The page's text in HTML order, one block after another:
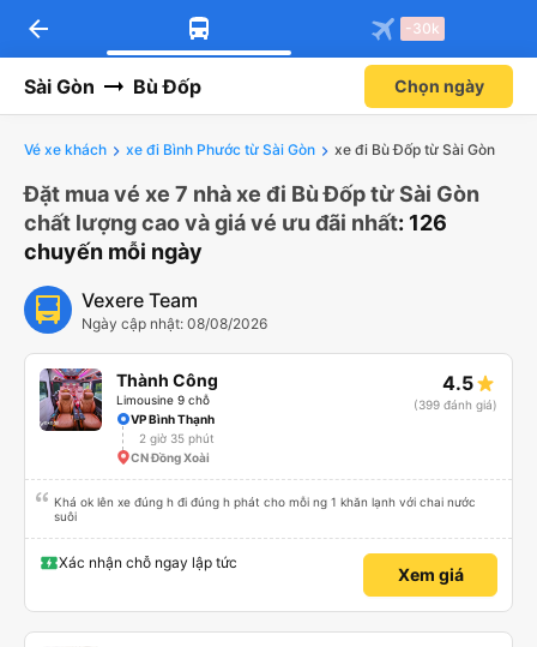
arrow_back -30k
Sài Gòn Bù Đốp Chọn ngày
Vé xe khách xe đi Bình Phước từ Sài Gòn xe đi Bù Đốp từ Sài Gòn
Đặt mua vé xe 7 nhà xe đi Bù Đốp từ Sài Gòn
chất lượng cao và giá vé ưu đãi nhất: 126
chuyến mỗi ngày
Vexere Team
Ngày cập nhật: 08/08/2026
Thành Công
Limousine 9 chỗ
4.5
(399 đánh giá)
VP Bình Thạnh
2 giờ 35 phút
CN Đồng Xoài
Khá ok lên xe đúng h đi đúng h phát cho mỗi ng 1 khăn lạnh với chai nước
suôi
Xác nhận chỗ ngay lập tức
Xem giá